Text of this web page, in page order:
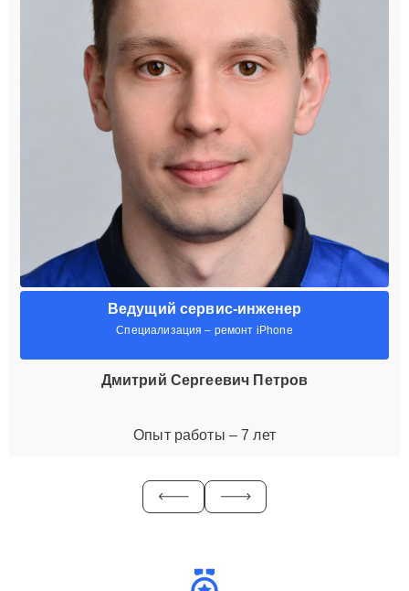
Ведущий сервис-инженер
Специализация – ремонт iPhone
Дмитрий Сергеевич Петров
Опыт работы – 7 лет